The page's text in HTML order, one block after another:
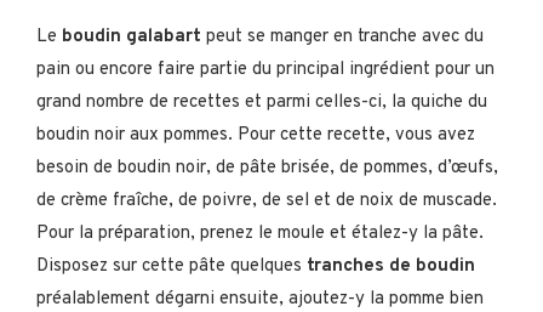
Le boudin galabart peut se manger en tranche avec du
pain ou encore faire partie du principal ingrédient pour un
grand nombre de recettes et parmi celles-ci, la quiche du
boudin noir aux pommes. Pour cette recette, vous avez
besoin de boudin noir, de pâte brisée, de pommes, d’œufs,
de crème fraîche, de poivre, de sel et de noix de muscade.
Pour la préparation, prenez le moule et étalez-y la pâte.
Disposez sur cette pâte quelques tranches de boudin
préalablement dégarni ensuite, ajoutez-y la pomme bien